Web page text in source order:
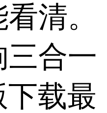
清。
合一
下载最